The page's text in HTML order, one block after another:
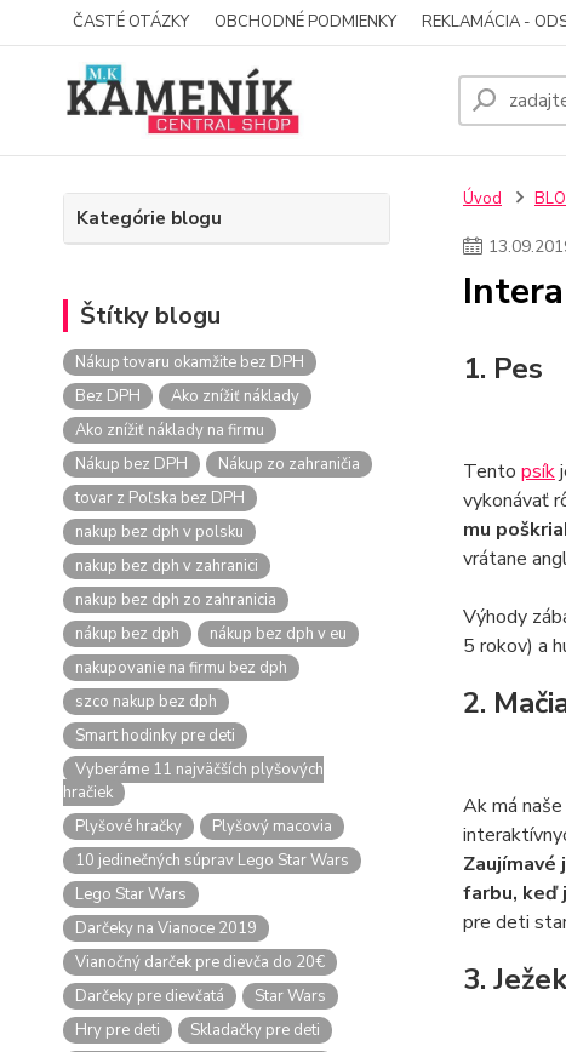
ČASTÉ OTÁZKY OBCHODNÉ PODMIENKY REKLAMÁCIA -
Kategórie blogu
Štítky blogu
Nákup tovaru okamžite bez DPH
Bez DPH
Ako znížiť náklady
Ako znížiť náklady na firmu
Nákup bez DPH
Nákup zo zahraničia
tovar z Poľska bez DPH
nakup bez dph v polsku
nakup bez dph v zahranici
nakup bez dph zo zahranicia
nákup bez dph
nákup bez dph v eu
nakupovanie na firmu bez dph
szco nakup bez dph
Smart hodinky pre deti
Vyberáme 11 najväčších plyšových
hračiek
Plyšové hračky
Plyšový macovia
10 jedinečných súprav Lego Star Wars
Lego Star Wars
Darčeky na Vianoce 2019
Vianočný darček pre dievča do 20€
Darčeky pre dievčatá
Star Wars
Hry pre deti
Skladačky pre deti
Úvod
13.09.
1. Pes
Tento psík
vykonávať
mu
vrátane
Výhody
5 rokov) a
2.
Ak má
Zaujímavé
farbu, keď
pre deti
3. Ježek